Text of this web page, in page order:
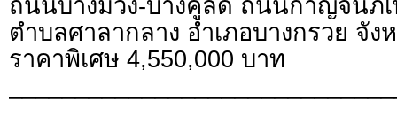
ถนนบางม่วง-บางคูลัด ถนนกาญจนภิ
ตำบลศาลากลาง อำเภอบางกรวย จั
ราคาพิเศษ 4,550,000 บาท